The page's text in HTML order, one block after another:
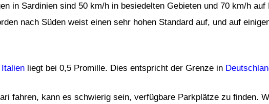
in Sardinien sind 50 km/h in besiedelten Gebieten und 70 km/h
nach Süden weist einen sehr hohen Standard auf, und auf
Italien liegt bei 0,5 Promille. Dies entspricht der Grenze in
fahren, kann es schwierig sein, verfügbare Parkplätze zu finden.